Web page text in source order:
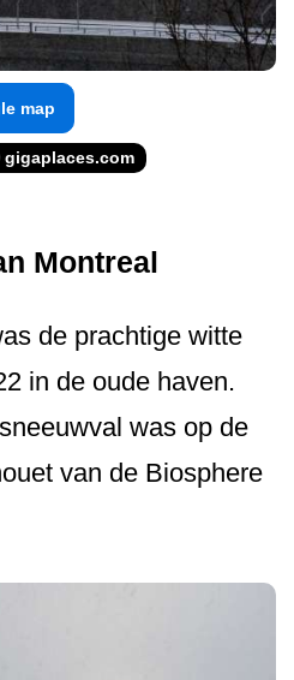
map
gigaplaces.com
Montreal
de prachtige witte
in de oude haven.
was op de
van de Biosphere